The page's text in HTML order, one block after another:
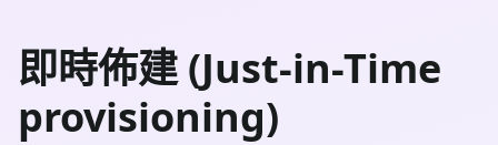
即時佈建 (Just-in-Time
provisioning)